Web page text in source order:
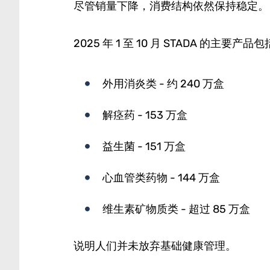
尽管销量下降，消费结构依然保持稳定。
2025 年 1 至 10 月 STADA 的主要产品包
外用消炎类 - 约 240 万盒
解痉药 - 153 万盒
益生菌 - 151 万盒
心血管类药物 - 144 万盒
维生素矿物质类 - 超过 85 万盒
说明人们并未放弃基础健康管理。